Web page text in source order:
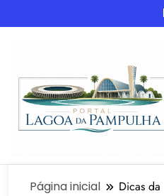
Página inicial Dicas